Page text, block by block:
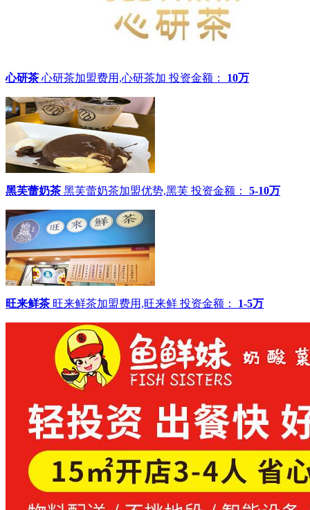
心研茶 心研茶加盟费用,心研茶加 投资金额： 10万
黑芙蕾奶茶 黑芙蕾奶茶加盟优势,黑芙 投资金额： 5-10万
旺来鲜茶 旺来鲜茶加盟费用,旺来鲜 投资金额： 1-5万